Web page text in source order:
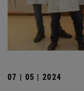
07 | 05 | 2024